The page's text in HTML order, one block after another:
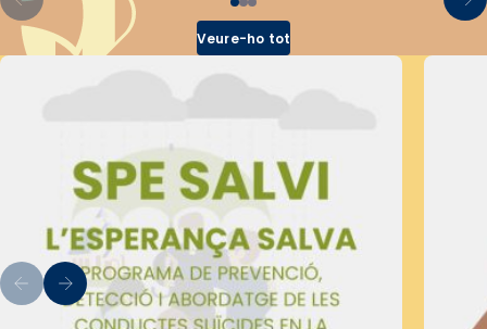
Veure-ho tot